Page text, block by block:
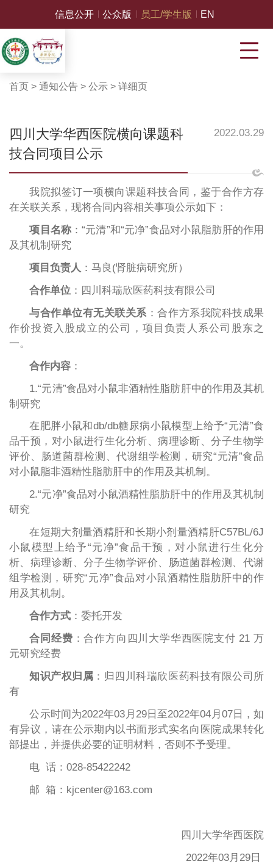
信息公开 公众版 员工/学生版 EN
首页 > 通知公告> 公示> 详细页
四川大学华西医院横向课题科
技合同项目公示
2022.03.29
我院拟签订一项横向课题科技合同，鉴于合作方存
在关联关系，现将合同内容相关事项公示如下：
项目名称：“元清”和“元净”食品对小鼠脂肪肝的作用
及其机制研究
项目负责人 ：马良(肾脏病研究所）
合作单位 ：四川科瑞欣医药科技有限公司
与合作单位有无关联关系 ：合作方系我院科技成果
作价投资入股成立的公司，项目负责人系公司股东之
一。
合作内容 ：
1.“元清”食品对小鼠非酒精性脂肪肝中的作用及其机
制研究
在肥胖小鼠和db/db糖尿病小鼠模型上给予“元清”食
品干预，对小鼠进行生化分析、病理诊断、分子生物学
评价、肠道菌群检测、代谢组学检测，研究“元清”食品
对小鼠脂非酒精性脂肪肝中的作用及其机制。
2.“元净”食品对小鼠酒精性脂肪肝中的作用及其机制
研究
在短期大剂量酒精肝和长期小剂量酒精肝C57BL/6J
小鼠模型上给予“元净”食品干预，对小鼠进行生化分
析、病理诊断、分子生物学评价、肠道菌群检测、代谢
组学检测，研究“元净”食品对小鼠酒精性脂肪肝中的作
用及其机制。
合作方式 ：委托开发
合同经费 ：合作方向四川大学华西医院支付 21 万
元研究经费
知识产权归属 ：归四川科瑞欣医药科技有限公司所
有
公示时间为2022年03月29日至2022年04月07日，如
有异议，请在公示期内以书面形式实名向医院成果转化
部提出，并提供必要的证明材料，否则不予受理。
电 话：028-85422242
邮 箱：kjcenter@163.com
四川大学华西医院
2022年03月29日